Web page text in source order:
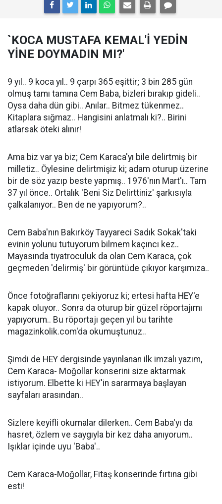
`KOCA MUSTAFA KEMAL'İ YEDİN
YİNE DOYMADIN MI?'
9 yıl.. 9 koca yıl.. 9 çarpı 365 eşittir; 3 bin 285 gün
olmuş tamı tamına Cem Baba, bizleri bırakıp gideli..
Oysa daha dün gibi.. Anılar.. Bitmez tükenmez..
Kitaplara sığmaz.. Hangisini anlatmalı ki?.. Birini
atlarsak öteki alınır!
Ama biz var ya biz; Cem Karaca'yı bile delirtmiş bir
milletiz.. Öylesine delirtmişiz ki; adam oturup üzerine
bir de söz yazıp beste yapmış.. 1976'nın Mart'ı.. Tam
37 yıl önce.. Ortalık 'Beni Siz Delirttiniz' şarkısıyla
çalkalanıyor.. Ben de ne yapıyorum?..
Cem Baba'nın Bakırköy Tayyareci Sadık Sokak'taki
evinin yolunu tutuyorum bilmem kaçıncı kez..
Mayasında tiyatroculuk da olan Cem Karaca, çok
geçmeden 'delirmiş' bir görüntüde çıkıyor karşımıza..
Önce fotoğraflarını çekiyoruz ki; ertesi hafta HEY'e
kapak oluyor.. Sonra da oturup bir güzel röportajımı
yapıyorum.. Bu röportajı geçen yıl bu tarihte
magazinkolik.com'da okumuştunuz..
Şimdi de HEY dergisinde yayınlanan ilk imzalı yazım,
Cem Karaca- Moğollar konserini size aktarmak
istiyorum. Elbette ki HEY'in sararmaya başlayan
sayfaları arasından..
Sizlere keyifli okumalar dilerken.. Cem Baba'yı da
hasret, özlem ve saygıyla bir kez daha anıyorum..
Işıklar içinde uyu 'Baba'..
Cem Karaca-Moğollar, Fitaş konserinde fırtına gibi
esti!